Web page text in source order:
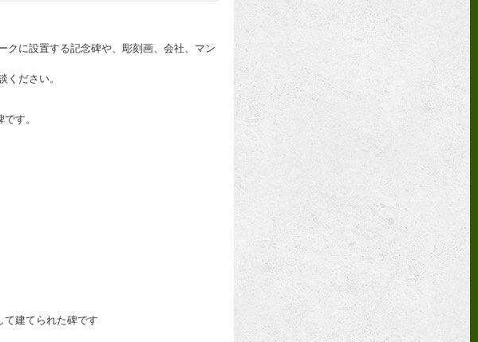
クに設置する記念碑や、彫刻画、会社、マン
ください。
す。
て建てられた碑です